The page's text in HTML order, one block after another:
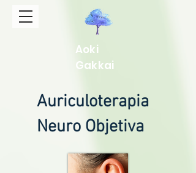
Aoki
Gakkai
Auriculoterapia
Neuro Objetiva